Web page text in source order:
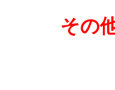
その